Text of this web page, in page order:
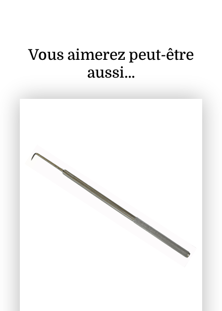
Vous aimerez peut-être
aussi…